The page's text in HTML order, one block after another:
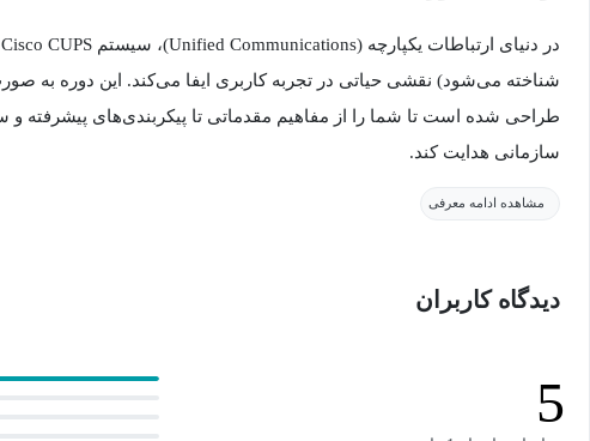
شناخته می‌شود) نقشی حیاتی در تجربه کاربری ایفا می‌کند. این دوره به
طراحی شده است تا شما را از مفاهیم مقدماتی تا پیکربندی‌های پیشرفته و
سازمانی هدایت کند.
Jabber) را به ابزاری قدرتمند و بی‌نقص تبدیل کنید.
مشاهده ادامه معرفی
دیدگاه کاربران
5